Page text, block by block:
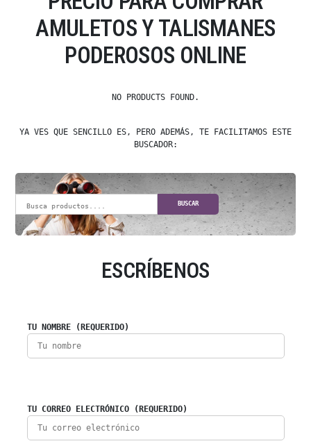
AMULETOS Y TALISMANES
PODEROSOS ONLINE
NO PRODUCTS FOUND.
YA VES QUE SENCILLO ES, PERO ADEMÁS, TE FACILITAMOS ESTE
BUSCADOR:
BUSCAR
ESCRÍBENOS
TU NOMBRE (REQUERIDO)
TU CORREO ELECTRÓNICO (REQUERIDO)